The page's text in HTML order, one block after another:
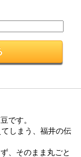
です。
しまう、福井の伝
、そのまま丸ごと